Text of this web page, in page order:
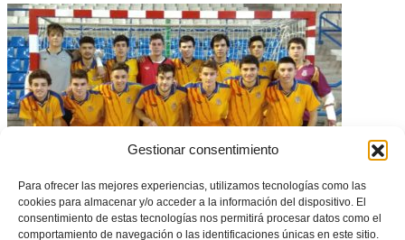
Gestionar consentimiento
Para ofrecer las mejores experiencias, utilizamos tecnologías como las
cookies para almacenar y/o acceder a la información del dispositivo. El
consentimiento de estas tecnologías nos permitirá procesar datos como el
comportamiento de navegación o las identificaciones únicas en este sitio.
Convocatoria para el Campeonato de España Sub-19 de Fútbol Sala